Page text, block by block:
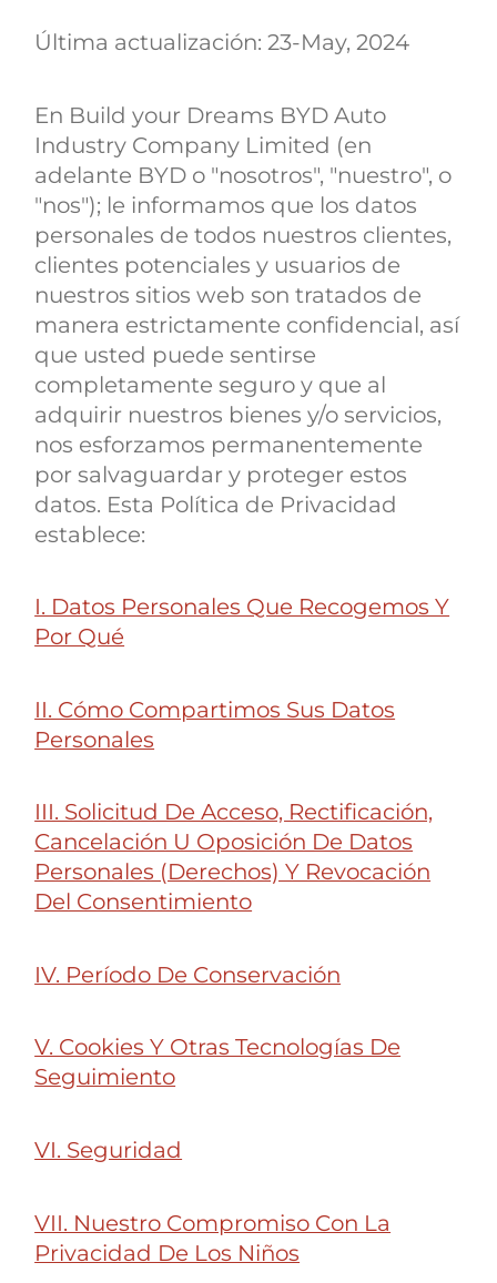
Última actualización: 23-May, 2024
En Build your Dreams BYD Auto
Industry Company Limited (en
adelante BYD o "nosotros", "nuestro", o
"nos"); le informamos que los datos
personales de todos nuestros clientes,
clientes potenciales y usuarios de
nuestros sitios web son tratados de
manera estrictamente confidencial, así
que usted puede sentirse
completamente seguro y que al
adquirir nuestros bienes y/o servicios,
nos esforzamos permanentemente
por salvaguardar y proteger estos
datos. Esta Política de Privacidad
establece:
I. Datos Personales Que Recogemos Y
Por Qué
II. Cómo Compartimos Sus Datos
Personales
III. Solicitud De Acceso, Rectificación,
Cancelación U Oposición De Datos
Personales (Derechos) Y Revocación
Del Consentimiento
IV. Período De Conservación
V. Cookies Y Otras Tecnologías De
Seguimiento
VI. Seguridad
VII. Nuestro Compromiso Con La
Privacidad De Los Niños